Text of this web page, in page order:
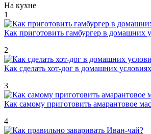
На кухне
1
Как приготовить гамбургер в домашних
2
Как сделать хот-дог в домашних
3
Как самому приготовить амарантовое
4